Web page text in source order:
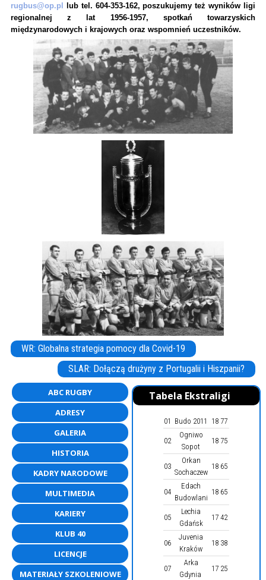
rugbus@op.pl
lub tel. 604-353-162, poszukujemy też wyników ligi
regionalnej z lat 1956-1957, spotkań towarzyskich
międzynarodowych i krajowych oraz wspomnień uczestników.
WR: Globalna strategia pomocy dla Covid-19
SLAR: Dołączą drużyny z Portugalii i Hiszpanii?
Tabela Ekstraligi
01 Budo 2011 18 77
02
Ogniwo
Sopot
18 75
03
Orkan
Sochaczew
18 65
04
Edach
Budowlani
18 65
05
Lechia
Gdańsk
17 42
06
Juvenia
Kraków
18 38
07
Arka
Gdynia
17 25
ABC RUGBY
ADRESY
GALERIA
HISTORIA
KADRY NARODOWE
MULTIMEDIA
KARIERY
KLUB 40
LICENCJE
MATERIAŁY SZKOLENIOWE